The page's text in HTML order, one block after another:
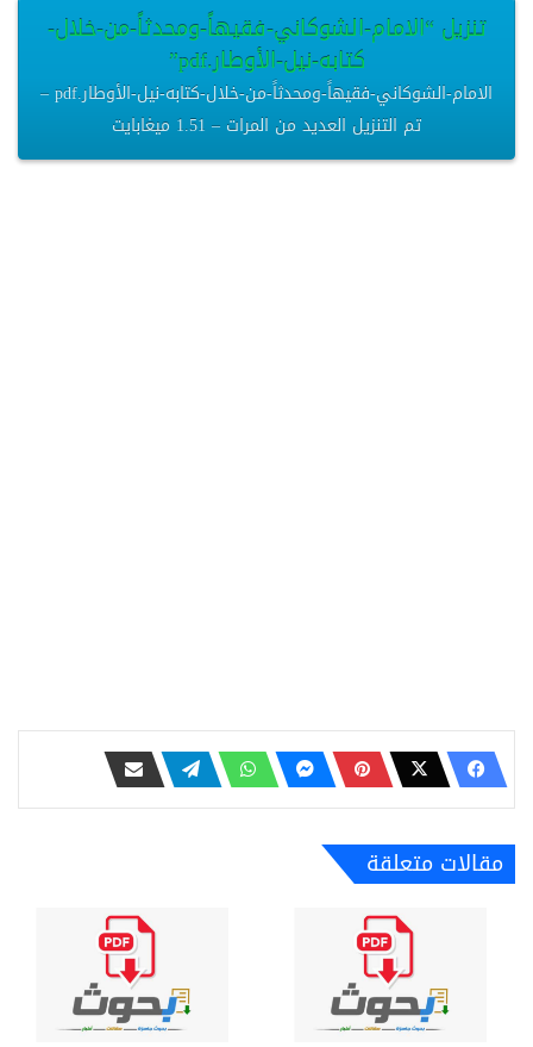
تنزيل “الامام-الشوكاني-فقيهاً-ومحدثاً-من-خلال-
كتابه-نيل-الأوطار.pdf”
الامام-الشوكاني-فقيهاً-ومحدثاً-من-خلال-كتابه-نيل-الأوطار.pdf –
تم التنزيل العديد من المرات – 1.51 ميغابايت
مقالات متعلقة